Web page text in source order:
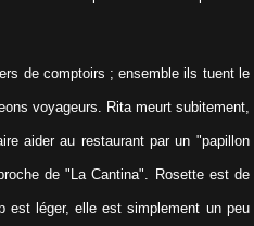
de comptoirs ; ensemble ils tuent le
voyageurs. Rita meurt subitement,
aider au restaurant par un "papillon
de "La Cantina". Rosette est de
est léger, elle est simplement un peu